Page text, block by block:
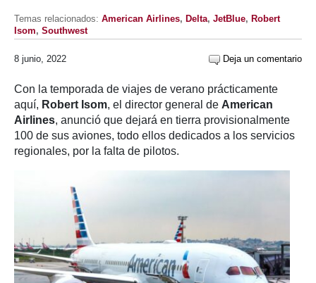
Temas relacionados: American Airlines, Delta, JetBlue, Robert
Isom, Southwest
8 junio, 2022 Deja un comentario
Con la temporada de viajes de verano prácticamente
aquí, Robert Isom, el director general de American
Airlines, anunció que dejará en tierra provisionalmente
100 de sus aviones, todo ellos dedicados a los servicios
regionales, por la falta de pilotos.